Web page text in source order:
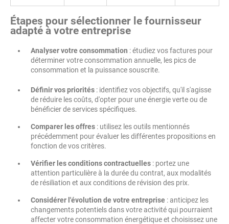
Étapes pour sélectionner le fournisseur
adapté à votre entreprise
Analyser votre consommation : étudiez vos factures pour
déterminer votre consommation annuelle, les pics de
consommation et la puissance souscrite.
Définir vos priorités : identifiez vos objectifs, qu'il s'agisse
de réduire les coûts, d'opter pour une énergie verte ou de
bénéficier de services spécifiques.
Comparer les offres : utilisez les outils mentionnés
précédemment pour évaluer les différentes propositions en
fonction de vos critères.
Vérifier les conditions contractuelles : portez une
attention particulière à la durée du contrat, aux modalités
de résiliation et aux conditions de révision des prix.
Considérer l'évolution de votre entreprise : anticipez les
changements potentiels dans votre activité qui pourraient
affecter votre consommation énergétique et choisissez une